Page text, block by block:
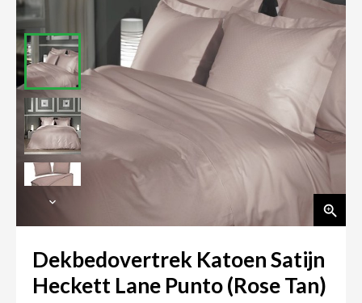
Dekbedovertrek Katoen Satijn
Heckett Lane Punto (Rose Tan)